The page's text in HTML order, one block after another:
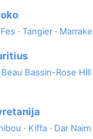
Fes · Tangier·
Beau Bassin-Rose Hill
· Kiffa · Dar Naim